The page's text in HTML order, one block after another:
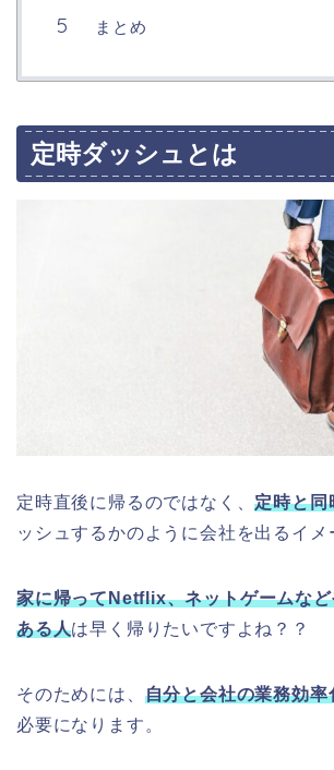
まとめ
定時ダッシュとは
定時直後に帰るのではなく、定時と同
ッシュするかのように会社を出るイメ
家に帰ってNetflix、ネットゲームな
ある人は早く帰りたいですよね？？
そのためには、 自分と会社の業務効率
必要になります。